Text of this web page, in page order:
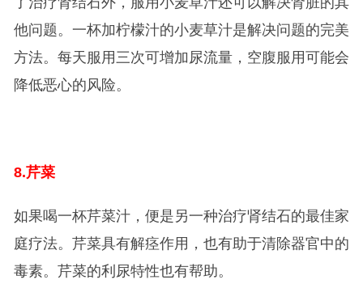
他问题。一杯加柠檬汁的小麦草汁是解决问题的完美
方法。每天服用三次可增加尿流量，空腹服用可能会
降低恶心的风险。
8.芹菜
如果喝一杯芹菜汁，便是另一种治疗肾结石的最佳家
庭疗法。芹菜具有解痉作用，也有助于清除器官中的
毒素。芹菜的利尿特性也有帮助。